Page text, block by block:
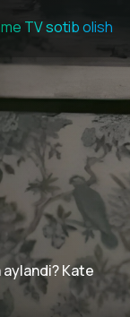
TV sotib olish
Kate